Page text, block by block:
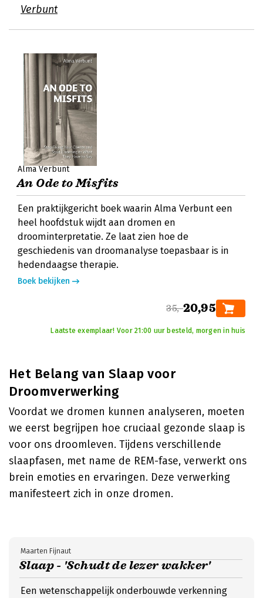
Verbunt
Alma Verbunt
An Ode to Misfits
Een praktijkgericht boek waarin Alma Verbunt een
heel hoofdstuk wijdt aan dromen en
droominterpretatie. Ze laat zien hoe de
geschiedenis van droomanalyse toepasbaar is in
hedendaagse therapie.
Boek bekijken
35,-20,95
Laatste exemplaar! Voor 21:00 uur besteld, morgen in huis
Het Belang van Slaap voor
Droomverwerking
Voordat we dromen kunnen analyseren, moeten
we eerst begrijpen hoe cruciaal gezonde slaap is
voor ons droomleven. Tijdens verschillende
slaapfasen, met name de REM-fase, verwerkt ons
brein emoties en ervaringen. Deze verwerking
manifesteert zich in onze dromen.
Slaap - 'Schudt de lezer wakker'
Maarten Fijnaut
Een wetenschappelijk onderbouwde verkenning